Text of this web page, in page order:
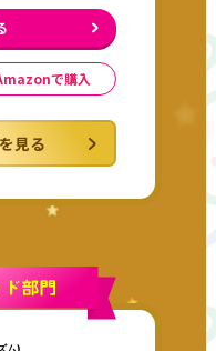
で購入
見る
ム)